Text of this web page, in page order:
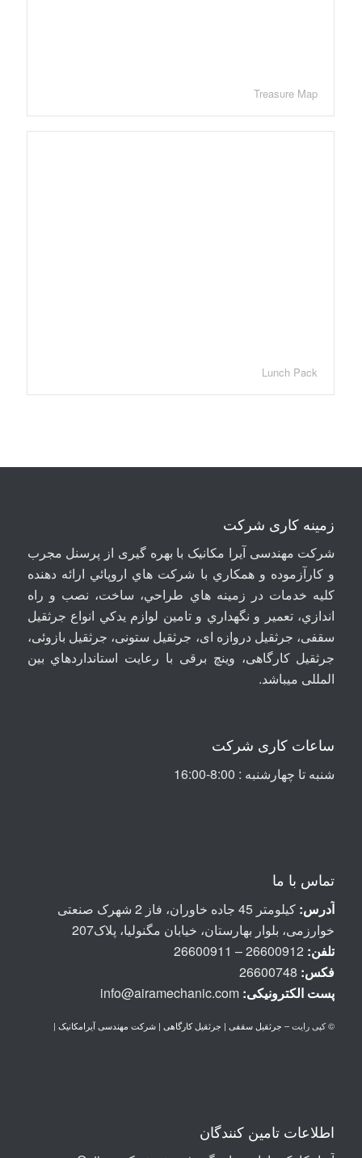
Treasure Map
Lunch Pack
زمینه کاری شرکت
شرکت مهندسی آيرا مکانيک با بهره گیری از پرسنل مجرب
و کارآزموده و همکاري با شرکت هاي اروپائي ارائه دهنده
کلیه خدمات در زمينه هاي طراحي، ساخت، نصب و راه
اندازي، تعمير و نگهداري و تامين لوازم يدکي انواع جرثقيل
سقفی، جرثقيل دروازه ای، جرثقيل ستونی، جرثقيل بازوئی،
جرثقیل کارگاهی، وینچ برقی با رعايت استانداردهاي بين
المللی ميباشد.
ساعات کاری شرکت
شنبه تا چهارشنبه : 8:00-16:00
تماس با ما
آدرس:
کیلومتر 45 جاده خاوران، فاز 2 شهرک صنعتی
خوارزمی، بلوار بهارستان، خیابان مگنولیا، پلاک207
تلفن:
فکس:
پست الكترونيكی:
© کپی رایت – جرثقیل سقفی | جرثقیل کارگاهی | شرکت مهندسی آیرامکانیک|
اطلاعات تامین کنندگان